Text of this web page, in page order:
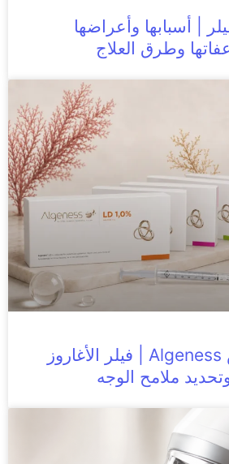
| أسبابها وأعراضها
وطرق العلاج
فيلر الجينيس Algeness | فيلر الأغاروز
ملامح الوجه